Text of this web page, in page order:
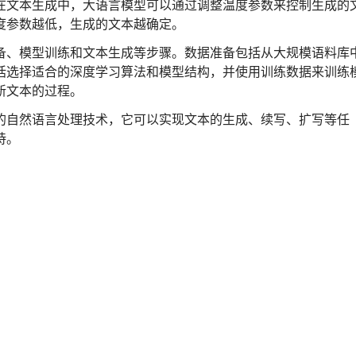
本生成中，大语言模型可以通过调整温度参数来控制生成的
数越低，生成的文本越确定。
模型训练和文本生成等步骤。数据准备包括从大规模语料库
择适合的深度学习算法和模型结构，并使用训练数据来训练
本的过程。
然语言处理技术，它可以实现文本的生成、续写、扩写等任